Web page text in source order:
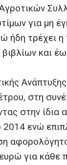
για μη
ήδη τρέχει
και
στη
στην
ενώ
για κάθε